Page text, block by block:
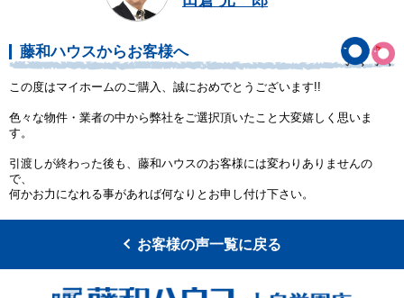
藤和ハウスからお客様へ
この度はマイホームのご購入、誠におめでとうございます!!
色々な物件・業者の中から弊社をご選択頂いたこと大変嬉しく思いま
す。
引渡しが終わった後も、藤和ハウスのお客様には変わりありませんの
で、
何かお力になれる事があれば何なりとお申し付け下さい。
お客様の声一覧に戻る